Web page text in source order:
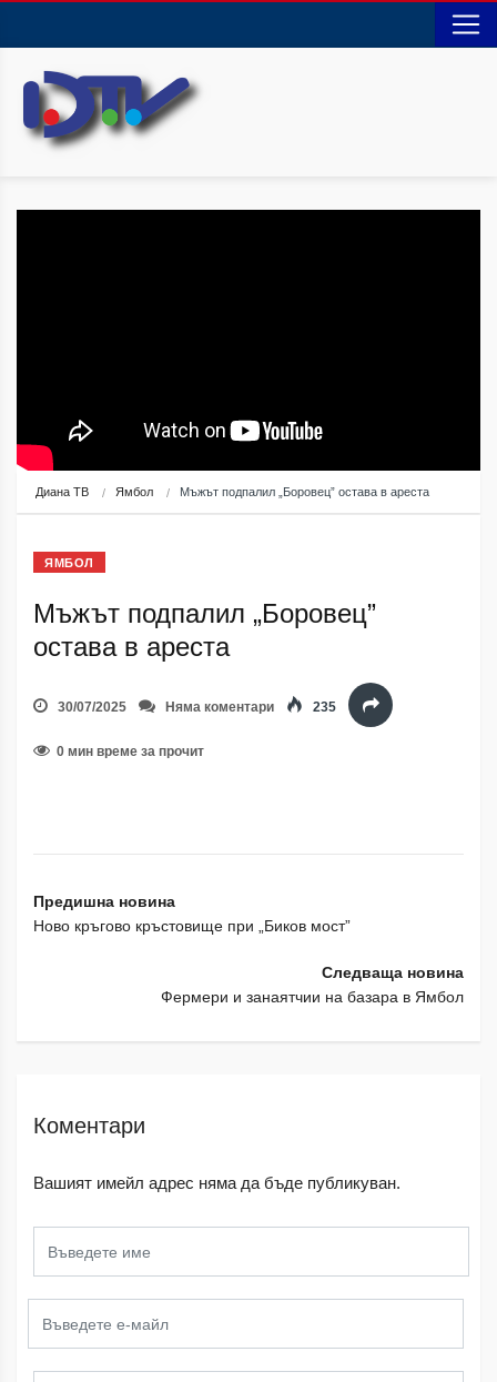
Диана ТВ Ямбол Мъжът подпалил „Боровец” остава в ареста
ЯМБОЛ
Мъжът подпалил „Боровец”
остава в ареста
30/07/2025 Няма коментари 235
0 мин време за прочит
Предишна новина
Ново кръгово кръстовище при „Биков мост”
Следваща новина
Фермери и занаятчии на базара в Ямбол
Коментари
Вашият имейл адрес няма да бъде публикуван.